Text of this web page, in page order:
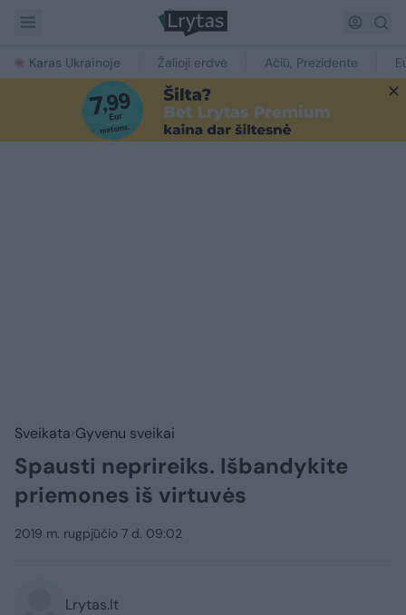
Karas Ukrainoje Žalioji erdvė Ačiū, Prezidente
Sveikata Gyvenu sveikai
Spausti neprireiks. Išbandykite
priemones iš virtuvės
2019 m. rugpjūčio 7 d. 09:02
Lrytas.lt